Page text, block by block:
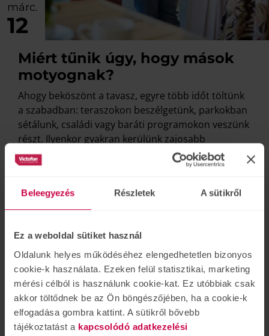
Beleegyezés Részletek A sütikről
Ez a weboldal sütiket használ
Oldalunk helyes működéséhez elengedhetetlen bizonyos
cookie-k használata. Ezeken felül statisztikai, marketing
mérési célból is használunk cookie-kat. Ez utóbbiak csak
akkor töltődnek be az Ön böngészőjében, ha a cookie-k
elfogadása gombra kattint. A sütikről bővebb
tájékoztatást a kapcsolódó adatkezelési
márc.
12
Miért tűnik úgy, hogy mások
motyognak?
Ahogy beköszönt a tavasz, egyre több időt töltünk
a szabadban: teraszokon beszélgetünk, parkokban
sétálunk, családi vagy baráti programokon veszünk
részt. Ilyenkor gyakran kerülünk zajosabb
környezetbe, ahol több ember beszél egyszerre.
Sokak számára ilyenkor tűnik fel először egy furcsa
vége elvész, bizonyos szavak összemosódnak, és
egyre gyakrabban kell visszakérdezni: „Mit
beszélgetőpartner beszél kevésbé érthetően,
valójában sokszor a hallás apró változásai állnak a
háttérben.
TOVÁBB